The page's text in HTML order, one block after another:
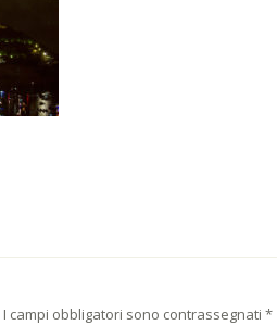
I campi obbligatori sono contrassegnati *